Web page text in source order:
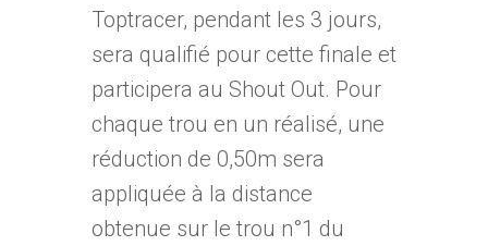
Toptracer, pendant les 3 jours,
sera qualifié pour cette finale et
participera au Shout Out. Pour
chaque trou en un réalisé, une
réduction de 0,50m sera
appliquée à la distance
obtenue sur le trou n°1 du